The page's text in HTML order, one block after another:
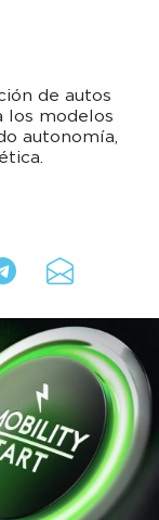
de autos
los modelos
autonomía,